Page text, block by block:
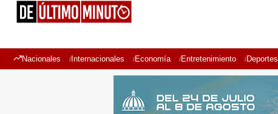
Nacionales Internacionales Economía Entretenimiento Deportes